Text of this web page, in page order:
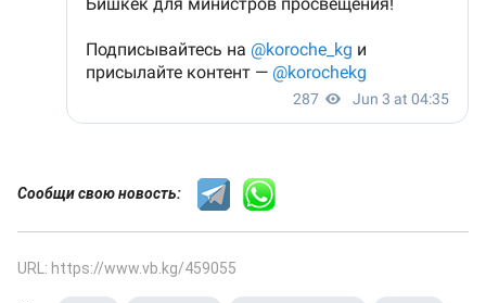
Сообщи свою новость:
URL: https://www.vb.kg/459055